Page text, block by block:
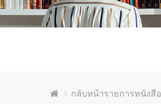
กลับหน้ารายการหนังสือ